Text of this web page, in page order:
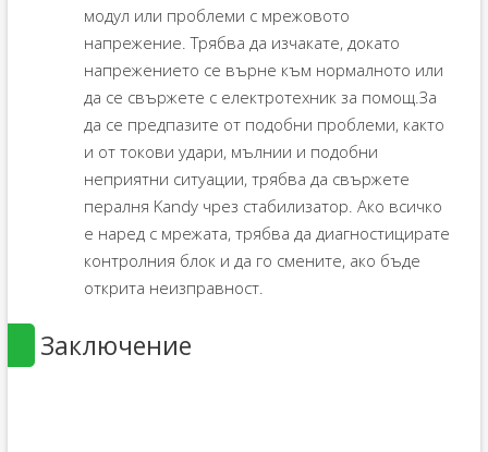
модул или проблеми с мрежовото
напрежение. Трябва да изчакате, докато
напрежението се върне към нормалното или
да се свържете с електротехник за помощ.За
да се предпазите от подобни проблеми, както
и от токови удари, мълнии и подобни
неприятни ситуации, трябва да свържете
пералня Kandy чрез стабилизатор. Ако всичко
е наред с мрежата, трябва да диагностицирате
контролния блок и да го смените, ако бъде
открита неизправност.
Заключение